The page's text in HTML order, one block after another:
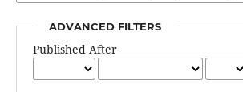
ADVANCED FILTERS
Published After